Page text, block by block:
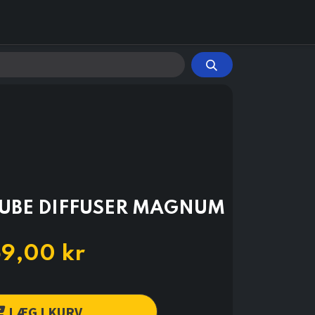
DIFFUSER MAGNUM
kr
LÆG I KURV